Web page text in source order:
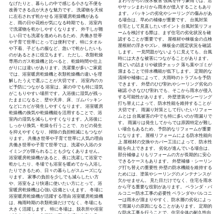
なげたりと、暮らしの中で感じる小さな不便を
改善できる点が大きな魅力です。 洗濯物を天候
に左右されず乾かせる 浴室暖房乾燥機がある
と、雨の日や花粉が気になる時期でも、浴室内
で洗濯物を乾かしやすくなります。 外干しが難
しい日でも洗濯を進められるため、共働き世帯
や子育て世帯にとっては便利です。特にタオル
や下着、子どもの服など、急いで乾かしたいも
のがあるときに役立ちます。 ただし、衣類乾燥
専用のガス乾燥機と比べると、乾燥時間や仕上
がりには違いがあります。洗濯量が多いご家庭
では、浴室暖房乾燥機と衣類乾燥機の違いを理
解したうえで選ぶことが大切です。 浴室内のカ
ビ予防につながる 浴室は、家の中でも特に湿気
がこもりやすい場所です。入浴後に湿気が残っ
たままになると、壁や天井、床、ゴムパッキン
などにカビが発生しやすくなります。 浴室暖房
乾燥機の換気や乾燥機能を活用することで、浴
室内の湿気を減らしやすくなります。入浴後に
しっかり換気・乾燥を行うことで、カビの発生
を抑えやすくなり、掃除の負担軽減にもつなが
ります。 共働き世帯や子育て世帯に人気の理由
共働き世帯や子育て世帯では、洗濯や入浴のタ
イミングが限られることも少なくありません。
浴室暖房乾燥機があると、夜に洗濯して浴室で
乾かしたり、冬場でも浴室を暖めてから入浴し
たりできるため、日々の暮らしがスムーズにな
ります。 家事の負担を少しでも減らしたい方
や、浴室をより快適に使いたい方にとって、浴
室暖房乾燥機は心強い設備といえます。 冬場に
浴室暖房乾燥機が活躍する理由 浴室暖房乾燥機
は、梅雨時期の衣類乾燥だけでなく、冬場にも
大きく活躍します。 特に冬場は、脱衣所や浴室
やサッシまわりから雨水が侵入することもあり
ます。 パッキンの劣化やシーリングの傷みがあ
る場合は、早めの補修が重要です。 台風対策
住宅として見直したいポイント 台風対策リフォ
ームを検討する際は、まず住宅の劣化状況を確
認することが重要です。 屋根材や棟板金の点検
屋根材の浮きやズレ、棟板金の固定状況を確認
します。 一見問題がないように見えても、台風
時には大きな被害につながることがあります。
雨どいの詰まりや破損チェック 落ち葉やゴミが
溜まることで排水機能が低下します。 定期的な
清掃や補修によって、大雨時のトラブルを予防
できます。 外壁のひび割れやシーリング劣化の
確認 小さなひび割れでも、そこから雨水が侵入
する可能性があります。 外壁塗装やシーリング
打ち替えによって、防水性能を維持することが
大切です。 雨漏り対策として行いたいリフォー
ムとは 台風被害の中でも特に多いのが雨漏りで
す。 雨漏りは発生してからでは原因特定が難し
い場合もあるため、予防的なリフォームが重要
になります。 屋根リフォームによる防水性能向
上 屋根材の交換やカバー工法によって、防水性
能を向上できます。 劣化が進んでいる場合は、
部分補修よりもリフォームの方が長期的に安心
できるケースもあります。 外壁補修・シーリン
グ打ち替えの重要性 外壁の防水機能を維持する
ためには、塗装やシーリングのメンテナンスが
欠かせません。 見た目だけでなく、住宅を雨水
から守る重要な役割があります。 ベランダ・バ
ルコニー防水工事の必要性 ベランダやバルコニ
ーは雨水が溜まりやすく、防水層の劣化によっ
て雨漏りの原因になることがあります。 定期的
な防水工事を行うことで、住宅全体の耐久性向